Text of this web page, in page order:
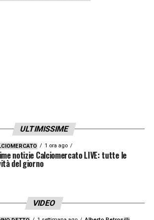
ULTIMISSIME
1 ora ago
notizie Calciomercato LIVE: tutte le
del giorno
VIDEO